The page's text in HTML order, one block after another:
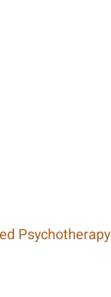
Psychotherapy